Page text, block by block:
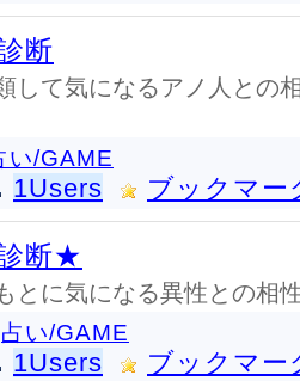
断
して気になるアノ人との
い/GAME
1Users ブックマー
断★
とに気になる異性との相
占い/GAME
1Users ブックマー